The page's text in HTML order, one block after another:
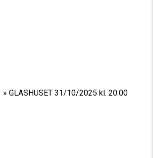
» GLASHUSET 31/10/2025 kl. 20.00